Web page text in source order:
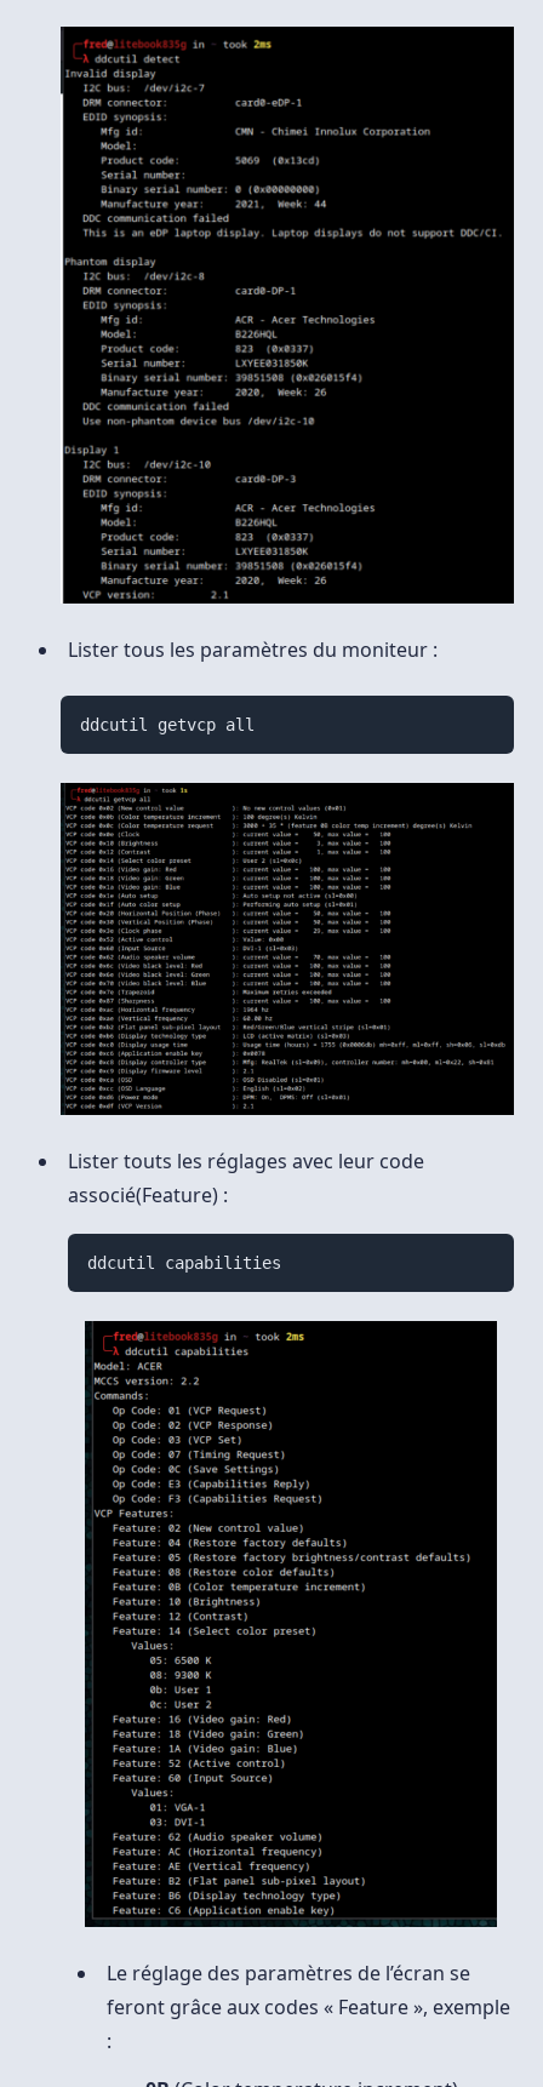
Lister tous les paramètres du moniteur :
ddcutil getvcp all
Lister touts les réglages avec leur code
associé(Feature) :
ddcutil capabilities
Le réglage des paramètres de l’écran se
feront grâce aux codes « Feature », exemple
: